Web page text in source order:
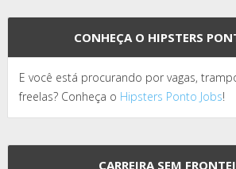
CONHEÇA O HIPSTERS
E você está procurando por vagas,
freelas? Conheça o Hipsters Ponto Jobs!
CARREIRA SEM